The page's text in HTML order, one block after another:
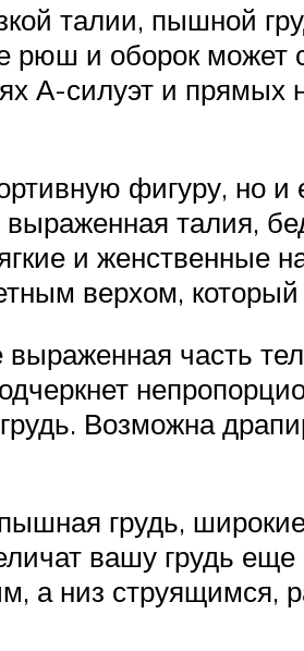
талии, пышной
рюш и оборок может
А-силуэт и прямых
фигуру, но и
талия,
и женственные
верхом, который
часть
Возможна
грудь,
вашу грудь
а низ струящимся,